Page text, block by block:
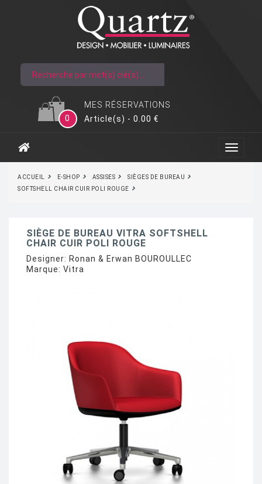
MES RÉSERVATIONS
0
Article(s) - 0.00 €
ACCUEIL E-SHOP ASSISES
SIÈGES DE BUREAU
SOFTSHELL CHAIR CUIR POLI ROUGE
SIÈGE DE BUREAU VITRA SOFTSHELL
CHAIR CUIR POLI ROUGE
Designer: Ronan & Erwan BOUROULLEC
Marque: Vitra